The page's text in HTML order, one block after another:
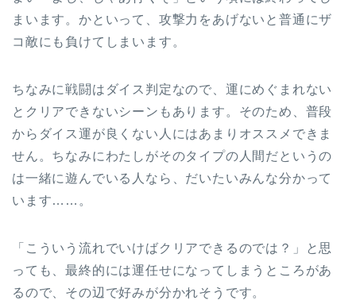
まいます。かといって、攻撃力をあげないと普通にザ
コ敵にも負けてしまいます。
ちなみに戦闘はダイス判定なので、運にめぐまれない
とクリアできないシーンもあります。そのため、普段
からダイス運が良くない人にはあまりオススメできま
せん。ちなみにわたしがそのタイプの人間だというの
は一緒に遊んでいる人なら、だいたいみんな分かって
います……。
「こういう流れでいけばクリアできるのでは？」と思
っても、最終的には運任せになってしまうところがあ
るので、その辺で好みが分かれそうです。